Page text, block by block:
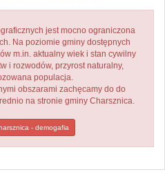
jest mocno ograniczona
Na poziomie gminy dostępnych
m.in. aktualny wiek i stan cywilny
i rozwodów, przyrost naturalny,
populacja.
obszarami zachęcamy do do
na stronie gminy Charsznica.
- demogafia